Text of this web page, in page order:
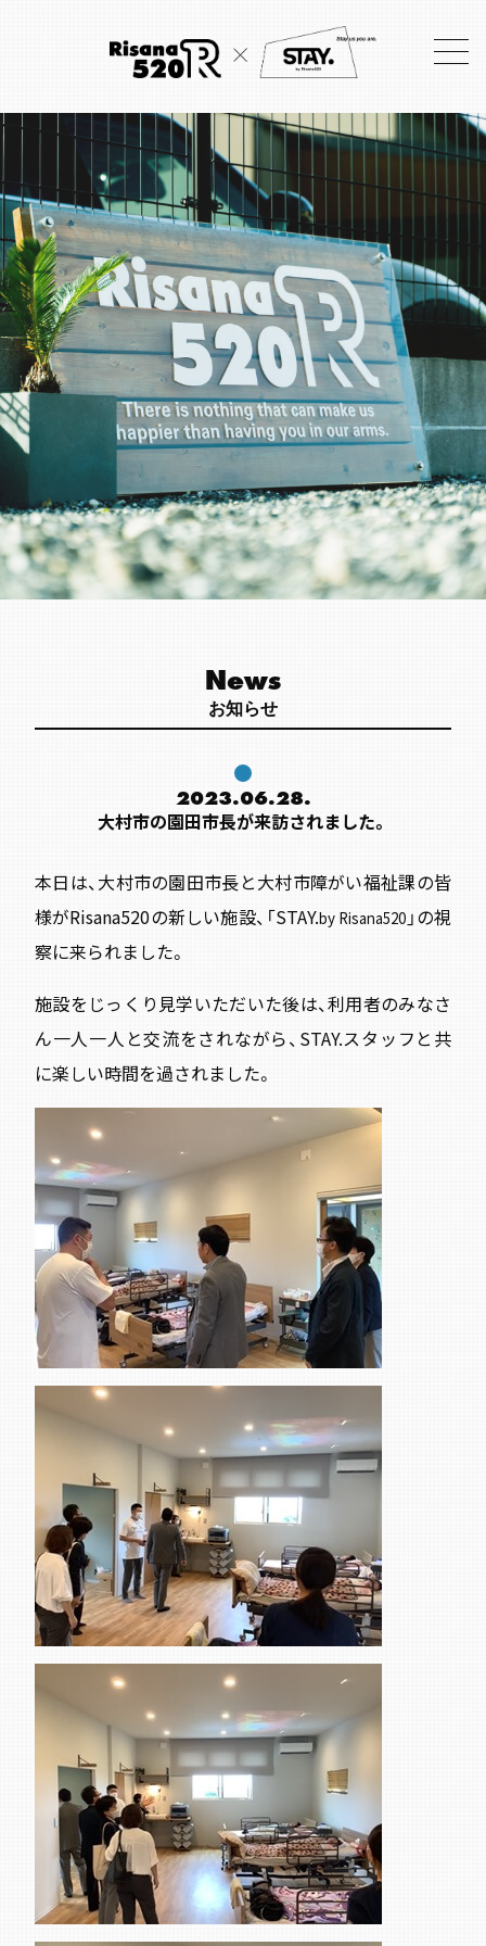
News
お知らせ
2023.06.28.
大村市の園田市長が来訪されました。
本日は、大村市の園田市長と大村市障がい福祉課の皆
様がRisana520の新しい施設、「STAY.by Risana520 」の視
察に来られました。
施設をじっくり見学いただいた後は、利用者のみなさ
ん一人一人と交流をされながら、STAY.スタッフと共
に楽しい時間を過されました。